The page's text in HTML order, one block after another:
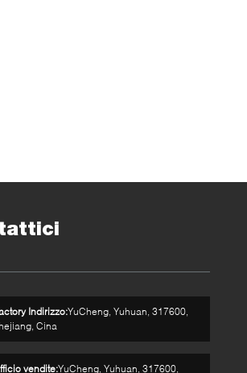
Indirizzo:YuCheng, Yuhuan, 317600,
Cina
vendite:YuCheng, Yuhuan, 317600,